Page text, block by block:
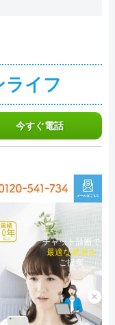
ライフ
今すぐ電話
×
チャット診断で
最適な業者を
ご提案